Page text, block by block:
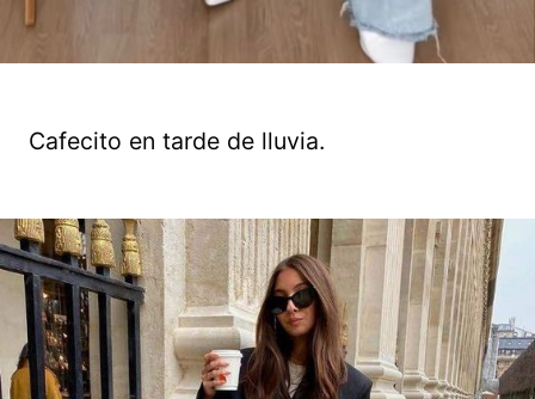
Cafecito en tarde de lluvia.